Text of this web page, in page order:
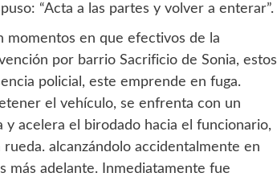
“Acta a las partes y volver a enterar”.
momentos en que efectivos de la
por barrio Sacrificio de Sonia, estos
policial, este emprende en fuga.
el vehículo, se enfrenta con un
acelera el birodado hacia el funcionario,
alcanzándolo accidentalmente en
más adelante. Inmediatamente fue